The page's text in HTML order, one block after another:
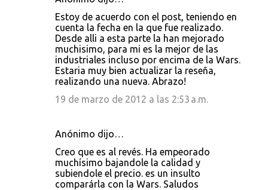
Estoy de acuerdo con el post, teniendo en
cuenta la fecha en la que fue realizado.
Desde alli a esta parte la han mejorado
muchisimo, para mi es la mejor de las
industriales incluso por encima de la Wars.
Estaria muy bien actualizar la reseña,
realizando una nueva. Abrazo!
19 de marzo de 2012 a las 2:53 a.m.
Anónimo dijo…
Creo que es al revés. Ha empeorado
muchísimo bajandole la calidad y
subiendole el precio. es un insulto
comparárla con la Wars. Saludos